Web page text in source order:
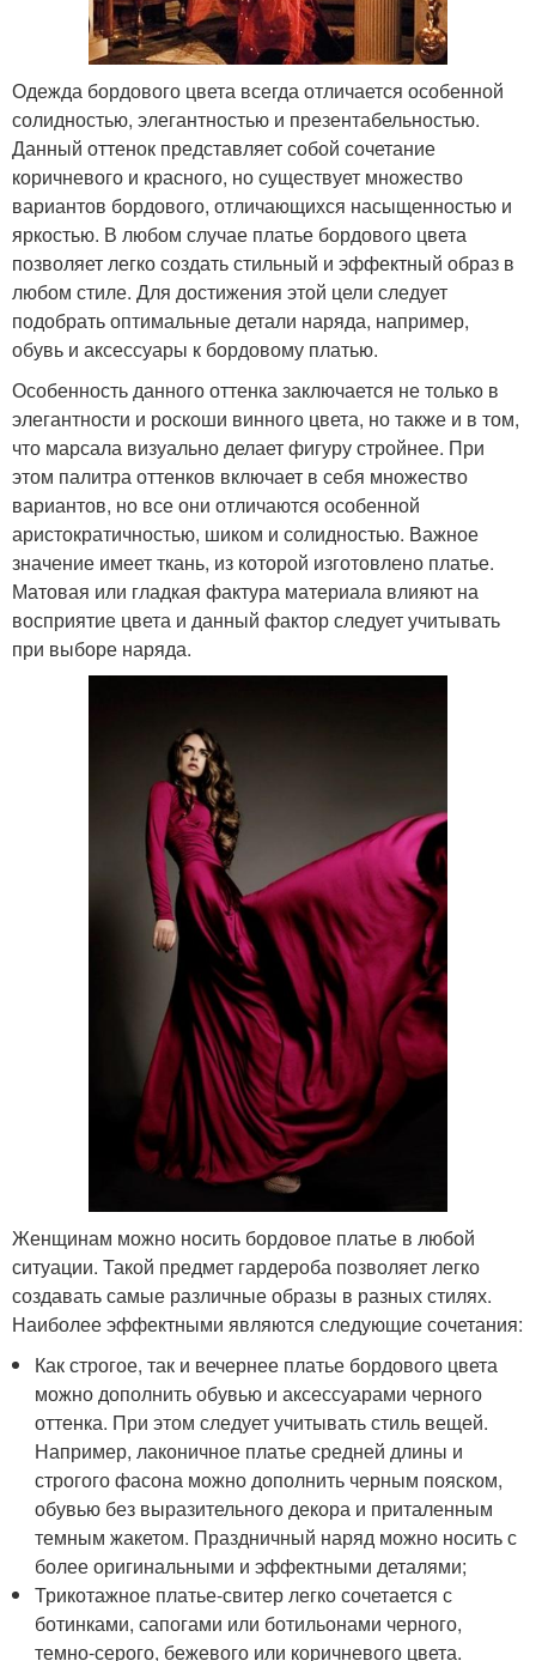
Одежда бордового цвета всегда отличается особенной
солидностью, элегантностью и презентабельностью.
Данный оттенок представляет собой сочетание
коричневого и красного, но существует множество
вариантов бордового, отличающихся насыщенностью и
яркостью. В любом случае платье бордового цвета
позволяет легко создать стильный и эффектный образ в
любом стиле. Для достижения этой цели следует
подобрать оптимальные детали наряда, например,
обувь и аксессуары к бордовому платью.
Особенность данного оттенка заключается не только в
элегантности и роскоши винного цвета, но также и в том,
что марсала визуально делает фигуру стройнее. При
этом палитра оттенков включает в себя множество
вариантов, но все они отличаются особенной
аристократичностью, шиком и солидностью. Важное
значение имеет ткань, из которой изготовлено платье.
Матовая или гладкая фактура материала влияют на
восприятие цвета и данный фактор следует учитывать
при выборе наряда.
Женщинам можно носить бордовое платье в любой
ситуации. Такой предмет гардероба позволяет легко
создавать самые различные образы в разных стилях.
Наиболее эффектными являются следующие сочетания:
Как строгое, так и вечернее платье бордового цвета
можно дополнить обувью и аксессуарами черного
оттенка. При этом следует учитывать стиль вещей.
Например, лаконичное платье средней длины и
строгого фасона можно дополнить черным пояском,
обувью без выразительного декора и приталенным
темным жакетом. Праздничный наряд можно носить с
более оригинальными и эффектными деталями;
Трикотажное платье-свитер легко сочетается с
ботинками, сапогами или ботильонами черного,
темно-серого, бежевого или коричневого цвета.